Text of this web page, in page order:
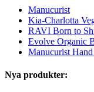
Manucurist
Kia-Charlotta
RAVI Born to
Evolve Organic
Manucurist
Nya produkter: